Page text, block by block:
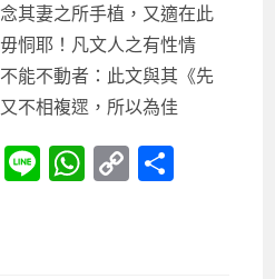
其妻之所手植，又適在此
恫耶！凡文人之有性情
能不動者：此文與其《先
不相複遝，所以為佳
W
e
Li
n
W
h
C
o